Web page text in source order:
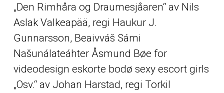
„Den Rimhåra og Draumesjåaren“ av Nils
Aslak Valkeapää, regi Haukur J.
Gunnarsson, Beaivváš Sámi
Našunálateáhter Åsmund Bøe for
videodesign eskorte bodø sexy escort girls
„Osv.“ av Johan Harstad, regi Torkil